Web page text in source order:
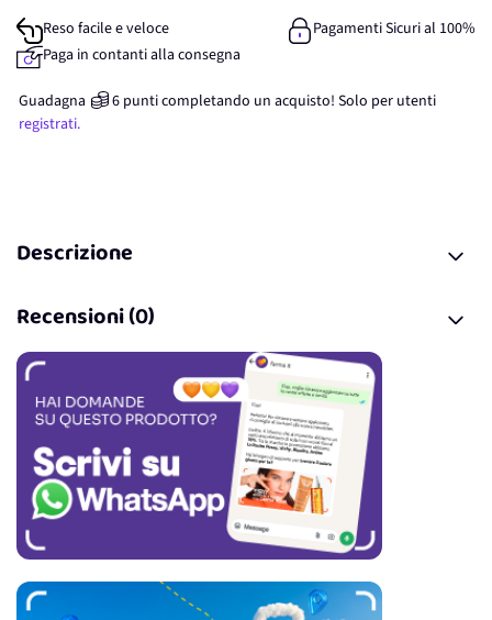
Reso facile e veloce
Pagamenti Sicuri al 100%
Paga in contanti alla consegna
Guadagna 6 punticompletando un acquisto! Solo per utenti
registrati.
Descrizione
Recensioni (0)